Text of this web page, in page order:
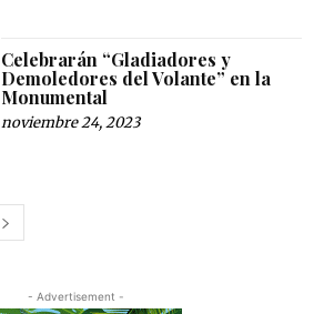
Celebrarán “Gladiadores y
Demoledores del Volante” en la
Monumental
noviembre 24, 2023
- Advertisement -